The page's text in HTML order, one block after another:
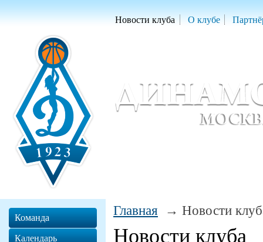
Новости клуба О клубе
Главная Новости
Новости клуба
Команда
Календарь